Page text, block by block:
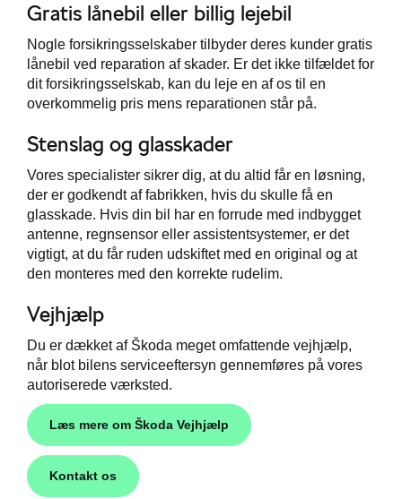
Gratis lånebil eller billig lejebil
Nogle forsikringsselskaber tilbyder deres kunder gratis
lånebil ved reparation af skader. Er det ikke tilfældet for
dit forsikringsselskab, kan du leje en af os til en
overkommelig pris mens reparationen står på.
Stenslag og glasskader
Vores specialister sikrer dig, at du altid får en løsning,
der er godkendt af fabrikken, hvis du skulle få en
glasskade. Hvis din bil har en forrude med indbygget
antenne, regnsensor eller assistentsystemer, er det
vigtigt, at du får ruden udskiftet med en original og at
den monteres med den korrekte rudelim.
Vejhjælp
Du er dækket af Škoda meget omfattende vejhjælp,
når blot bilens serviceeftersyn gennemføres på vores
autoriserede værksted.
Læs mere om Škoda Vejhjælp
Kontakt os